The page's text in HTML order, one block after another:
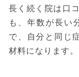
長く続く院は口
も、年数が長い
で、自分と同じ
材料になります。